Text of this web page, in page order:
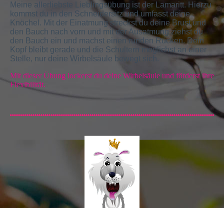
Meine allerliebste Lieblingsübung ist der Lamaritt. Hierzu
kommst du in den Schneidersitz und umfasst deine
Knöchel. Mit der Einatmung streckst du deine Brust und
den Bauch nach vorn und mit der Ausatmung ziehst du
den Bauch ein und machst einen runden Rücken. Dein
Kopf bleibt gerade und die Schultern möglichst an einer
Stelle, nur deine Wirbelsäule bewegt sich.
Mit dieser Übung lockerst du deine Wirbelsäule und förderst ihre
Flexibilität.